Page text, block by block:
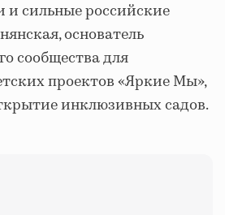
и сильные российские
основатель
сообщества для
проектов «Яркие Мы»,
инклюзивных садов.